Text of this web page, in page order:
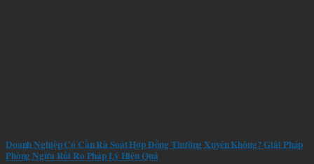
Doanh Nghiệp Có Cần Rà Soát Hợp Đồng Thường Xuyên Không? Giải Pháp
Phòng Ngừa Rủi Ro Pháp Lý Hiệu Quả